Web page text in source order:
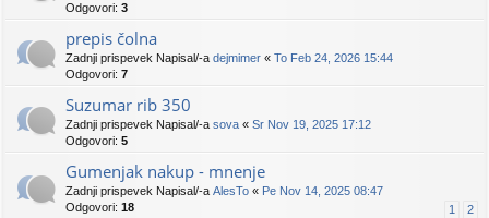
Odgovori: 3
prepis čolna
Zadnji prispevek Napisal/-a dejmimer « To Feb 24, 2026 15:44
Odgovori: 7
Suzumar rib 350
Zadnji prispevek Napisal/-a sova « Sr Nov 19, 2025 17:12
Odgovori: 5
Gumenjak nakup - mnenje
Zadnji prispevek Napisal/-a AlesTo « Pe Nov 14, 2025 08:47
Odgovori: 18 1 2